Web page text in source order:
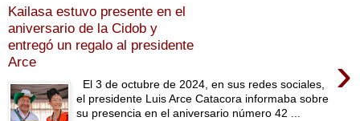
Kailasa estuvo presente en el
aniversario de la Cidob y
entregó un regalo al presidente
Arce
›
El 3 de octubre de 2024, en sus redes sociales,
el presidente Luis Arce Catacora informaba sobre
su presencia en el aniversario número 42 ...